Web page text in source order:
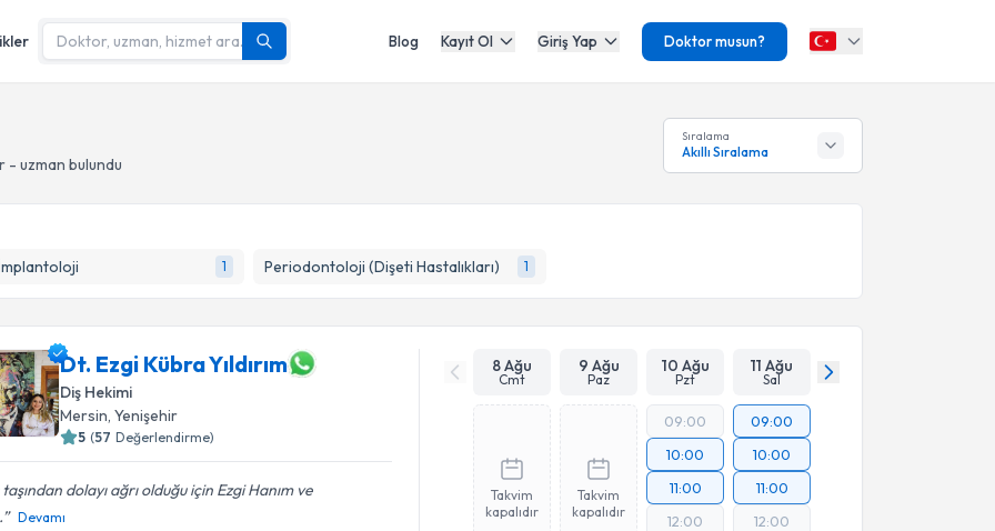
Blog Kayıt Ol Giriş Yap Doktor musun?
uzman bulundu
Sıralama
Akıllı Sıralama
1 Periodontoloji (Dişeti Hastalıkları) 1
Dt. Ezgi Kübra Yıldırım
Diş Hekimi
Mersin, Yenişehir
5 (57 Değerlendirme)
dolayı ağrı olduğu için Ezgi Hanım ve
Devamı
8 Ağu
Cmt
9 Ağu
Paz
10 Ağu
Pzt
11 Ağu
Sal
Takvim
kapalıdır
Takvim
kapalıdır
09:00
10:00
11:00
12:00
09:00
10:00
11:00
12:00